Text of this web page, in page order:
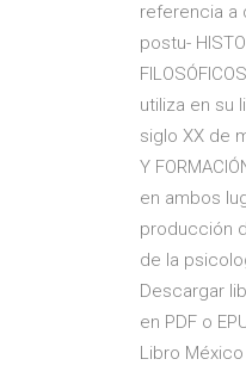
referencia a
postu-
utiliza en su
siglo XX de
Y
en ambos
producción
de la
Descargar
en PDF o
Libro México